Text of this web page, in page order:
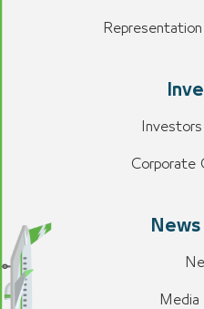
Corporate
Media